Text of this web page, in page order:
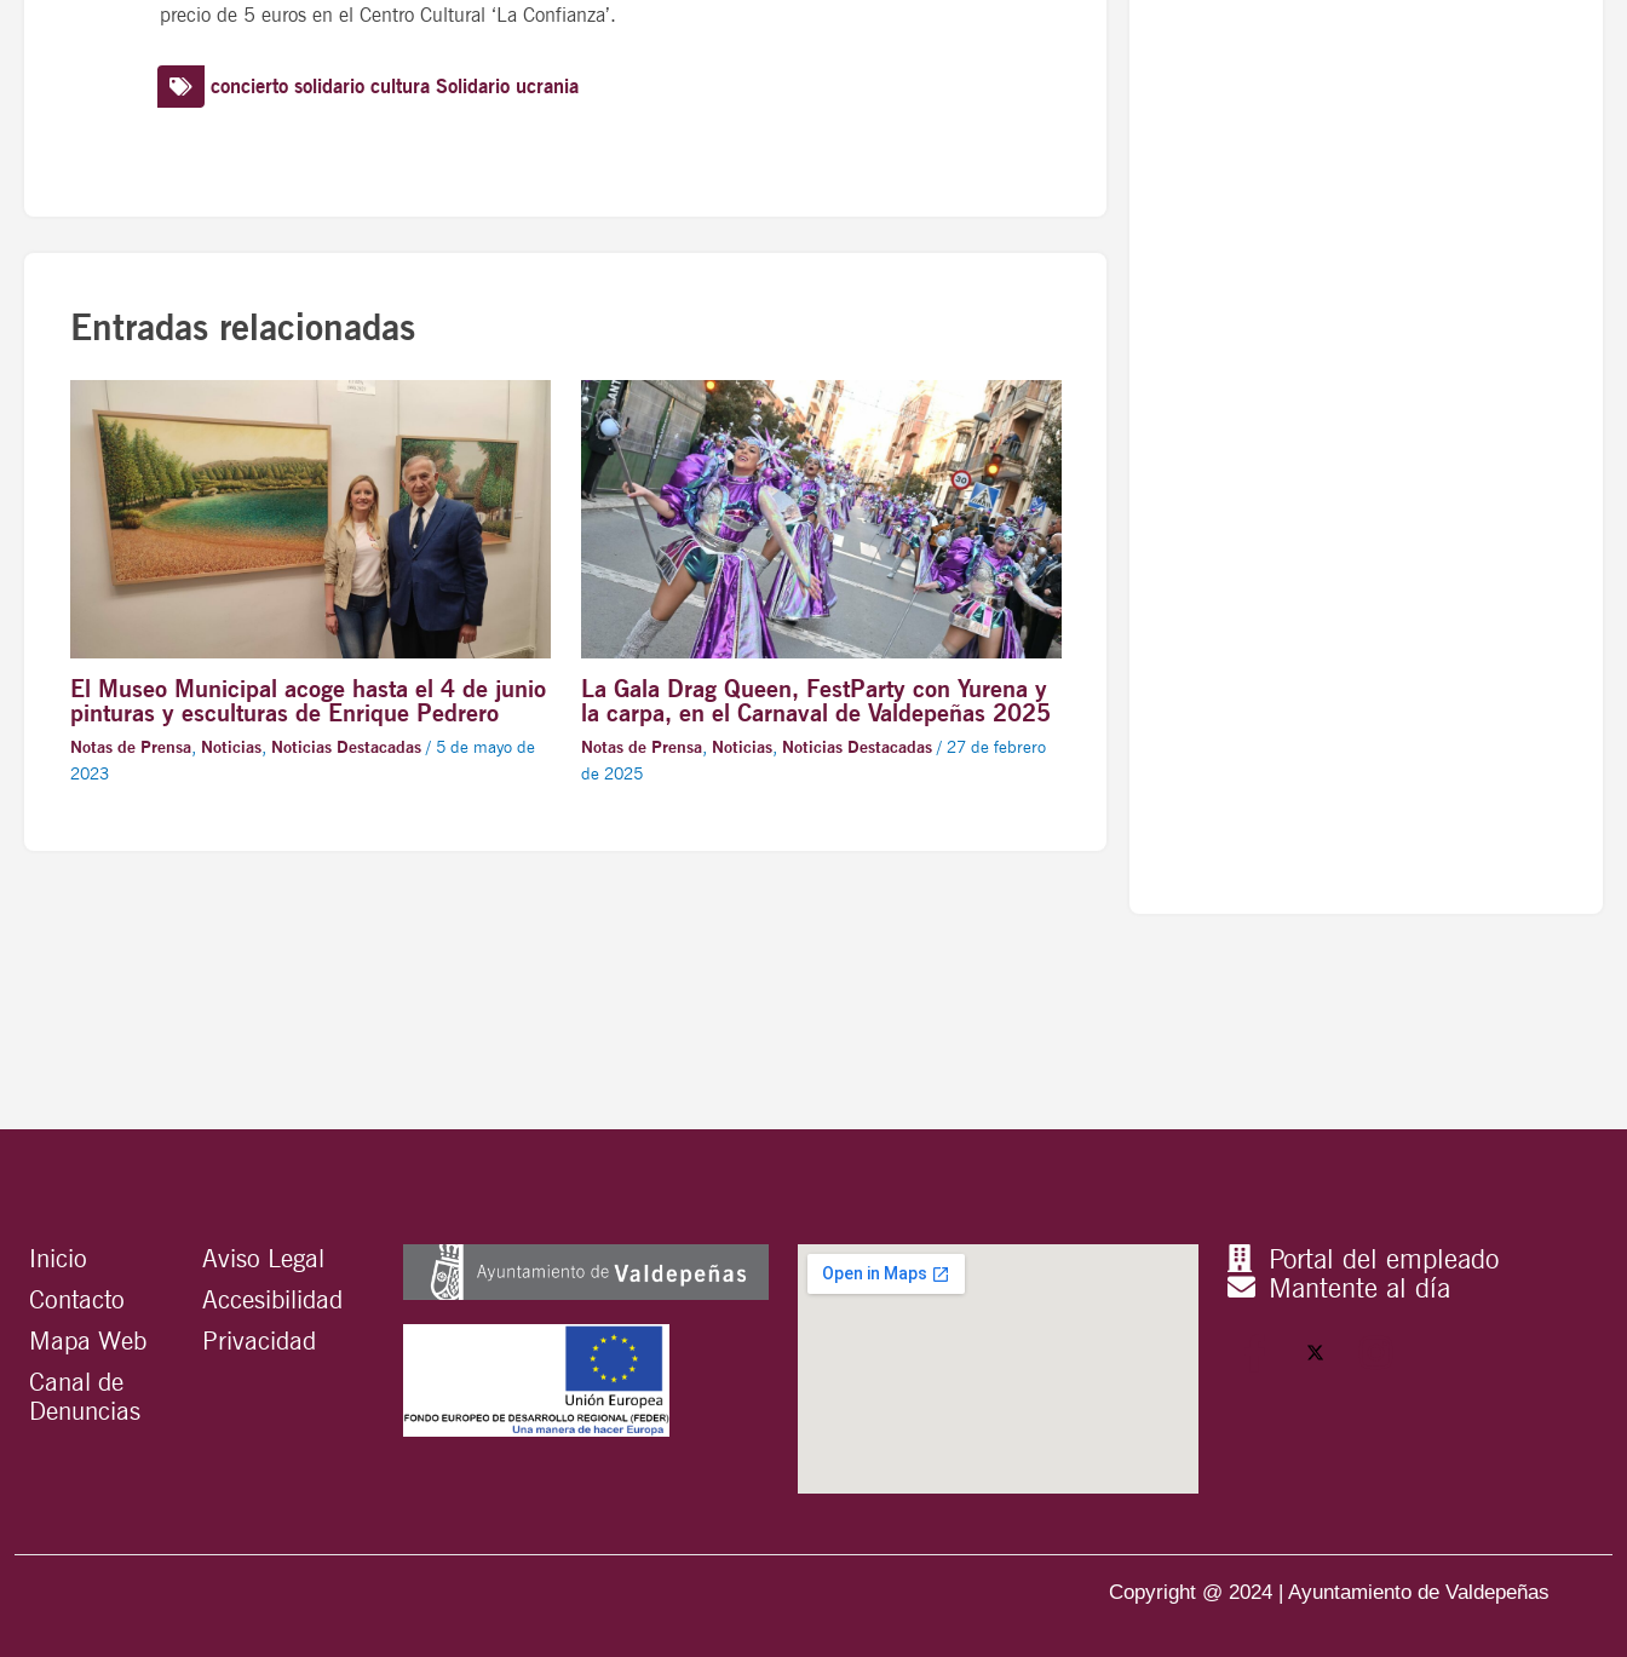
precio de 5 euros en el Centro Cultural ‘La Confianza’.
concierto solidario cultura Solidario ucrania
Entradas relacionadas
El Museo Municipal acoge hasta el 4 de junio
pinturas y esculturas de Enrique Pedrero
Notas de Prensa, Noticias, Noticias Destacadas/ 5 de mayo de
2023
La Gala Drag Queen, FestParty con Yurena y
la carpa, en el Carnaval de Valdepeñas 2025
Notas de Prensa, Noticias, Noticias Destacadas/ 27 de febrero
de 2025
Inicio
Contacto
Mapa Web
Canal de
Denuncias
Aviso Legal
Accesibilidad
Privacidad
Portal del empleado
Mantente al día
Copyright @ 2024 | Ayuntamiento de Valdepeñas